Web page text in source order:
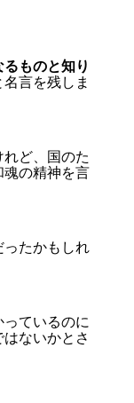
るものと知り
名言を残しま
ど、国のた
魂の精神を言
ったかもしれ
ているのに
ないかとさ